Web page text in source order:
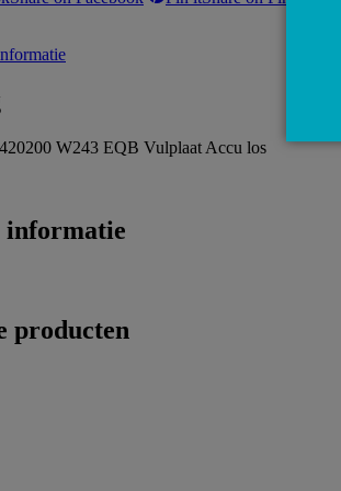
W243 EQB Vulplaat Accu los
informatie
producten